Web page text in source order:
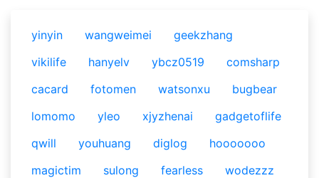
yinyin wangweimei
geekzhang
vikilife
hanyelv ybcz0519
comsharp
cacard
fotomen watsonxu
bugbear
lomomo
yleo xjyzhenai
gadgetoflife
qwill
youhuang diglog
hooooooo
magictim
sulong fearless
wodezzz